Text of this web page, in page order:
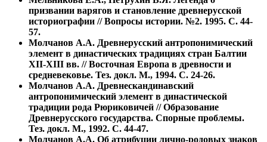
призвании варягов и становление древнерусской
историографии // Вопросы истории. №2. 1995. С. 44-
57.
Молчанов А.А. Древнерусский антропонимический
элемент в династических традициях стран Балтии
XII-ХIII вв. // Восточная Европа в древности и
средневековье. Тез. докл. М., 1994. С. 24-26.
Молчанов А.А. Древнескандинавский
антропонимический элемент в династической
традиции рода Рюриковичей // Образование
Древнерусского государства. Спорные проблемы.
Тез. докл. М., 1992. С. 44-47.
Молчанов А.А. Об атрибуции лично-родовых знаков